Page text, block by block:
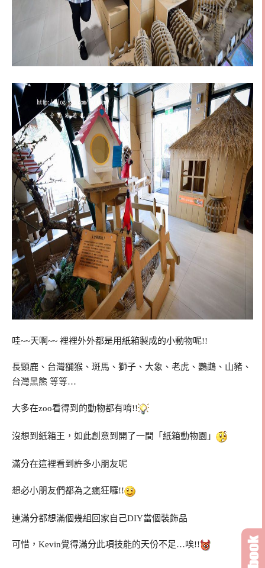
哇~~天啊~~ 裡裡外外都是用紙箱製成的小動物呢!!
長頸鹿、台灣獼猴、斑馬、獅子、大象、老虎、鸚鵡、山豬、
台灣黑熊 等等…
大多在zoo看得到的動物都有唷!!
沒想到紙箱王，如此創意到開了一間「紙箱動物園」
滿分在這裡看到許多小朋友呢
想必小朋友們都為之瘋狂囉!!
連滿分都想滿個幾組回家自己DIY當個裝飾品
可惜，Kevin覺得滿分此項技能的天份不足…唉!!